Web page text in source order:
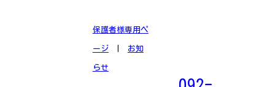
保護者様専用ペ
ージ| お知
らせ